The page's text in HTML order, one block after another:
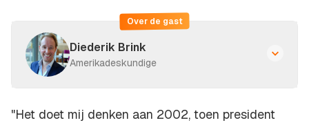
Over de gast
Diederik Brink
Amerikadeskundige
"Het doet mij denken aan 2002, toen president